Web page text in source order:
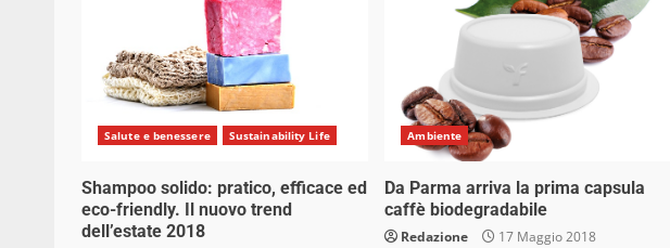
Salute e benessere Sustainability Life
Shampoo solido: pratico, efficace ed
eco-friendly. Il nuovo trend
dell’estate 2018
Ambiente
Da Parma arriva la prima capsula
caffè biodegradabile
Redazione 17 Maggio 2018